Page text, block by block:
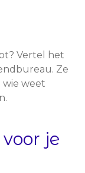
Vertel het
Ze
wie weet
je